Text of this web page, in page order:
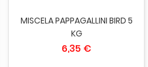
MISCELA PAPPAGALLINI BIRD 5
KG
6,35 €